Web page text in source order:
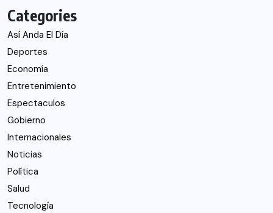
Categories
Así Anda El Día
Deportes
Economía
Entretenimiento
Espectaculos
Gobierno
Internacionales
Noticias
Política
Salud
Tecnología